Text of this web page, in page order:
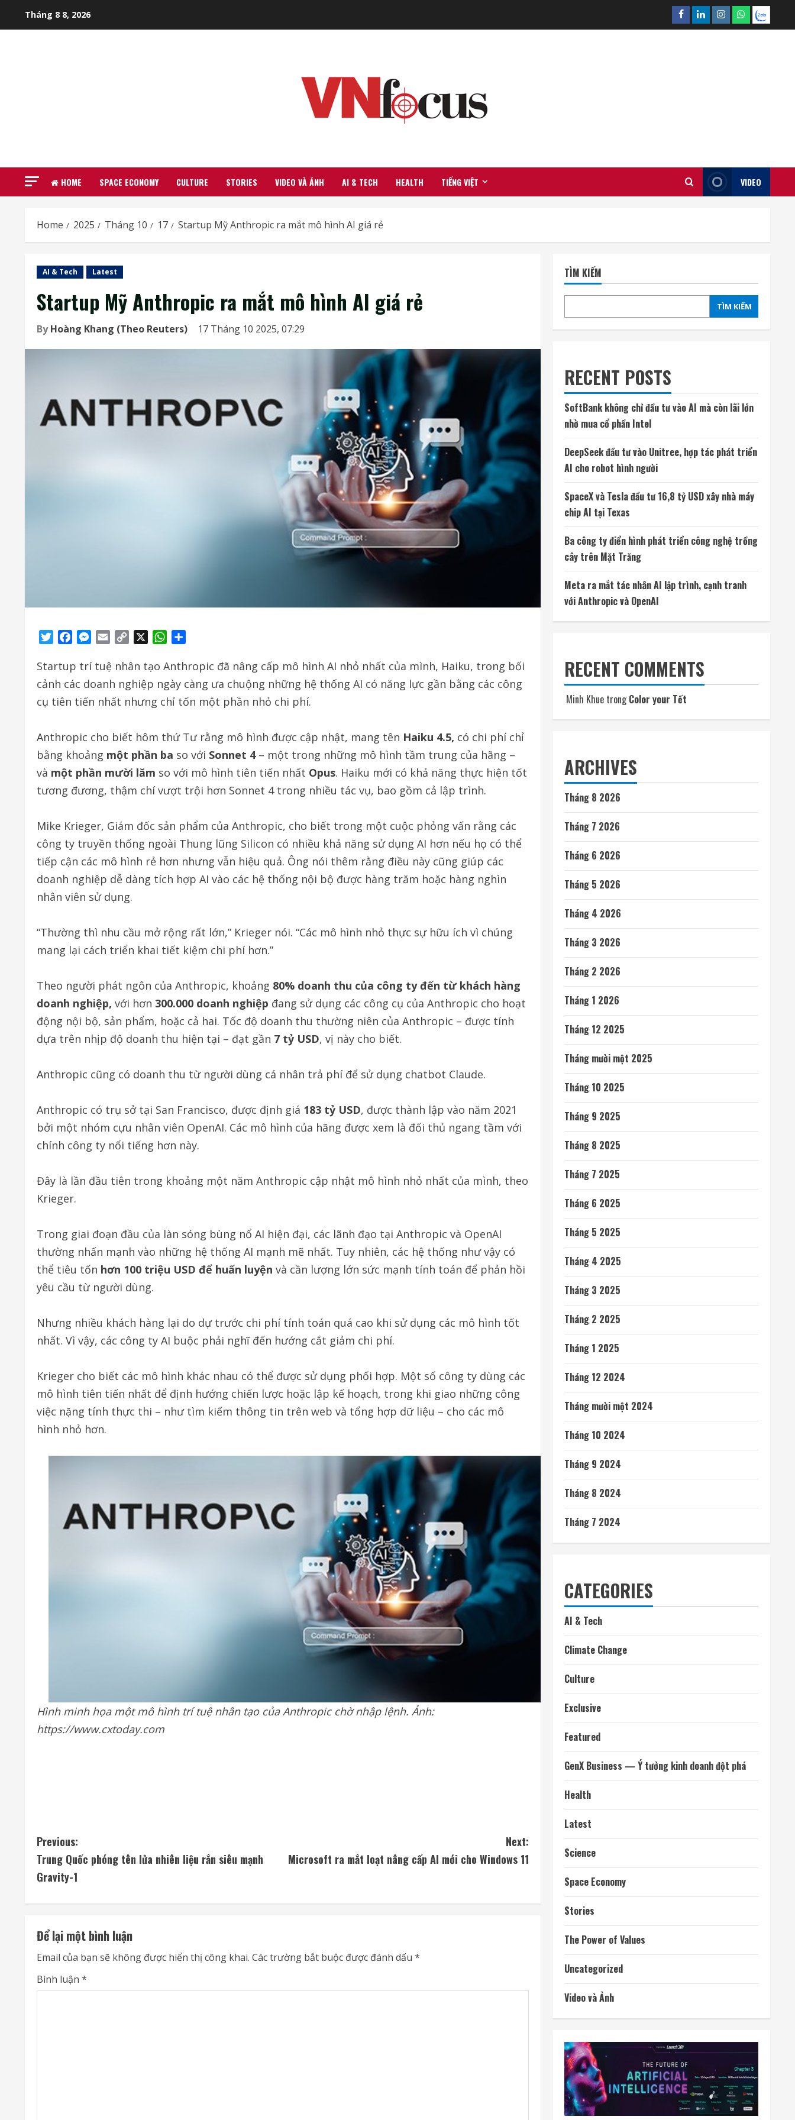
Tháng 8 8, 2026 Facebook
LinkedinInstagram
What’sapp
Zalo
HOME SPACE ECONOMY CULTURE STORIES VIDEO VÀ ẢNH AI & TECH HEALTH TIẾNG VIỆT VIDEO
Home 2025 Tháng 10 17 Startup Mỹ Anthropic ra mắt mô hình AI giá rẻ
AI & Tech Latest
Startup Mỹ Anthropic ra mắt mô hình AI giá rẻ
ByHoàng Khang (Theo Reuters) 17 Tháng 10 2025, 07:29
TwitterFacebookMessenger
Email
Copy
WhatsApp
Startup trí tuệ nhân tạo Anthropic đã nâng cấp mô hình AI nhỏ nhất của mình, Haiku, trong bối
cảnh các doanh nghiệp ngày càng ưa chuộng những hệ thống AI có năng lực gần bằng các công
cụ tiên tiến nhất nhưng chỉ tốn một phần nhỏ chi phí.
Anthropic cho biết hôm thứ Tư rằng mô hình được cập nhật, mang tên Haiku 4.5, có chi phí chỉ
bằng khoảng một phần ba so với Sonnet 4– một trong những mô hình tầm trung của hãng –
và một phần mười lăm so với mô hình tiên tiến nhất Opus. Haiku mới có khả năng thực hiện tốt
tương đương, thậm chí vượt trội hơn Sonnet 4 trong nhiều tác vụ, bao gồm cả lập trình.
Mike Krieger, Giám đốc sản phẩm của Anthropic, cho biết trong một cuộc phỏng vấn rằng các
công ty truyền thống ngoài Thung lũng Silicon có nhiều khả năng sử dụng AI hơn nếu họ có thể
tiếp cận các mô hình rẻ hơn nhưng vẫn hiệu quả. Ông nói thêm rằng điều này cũng giúp các
doanh nghiệp dễ dàng tích hợp AI vào các hệ thống nội bộ được hàng trăm hoặc hàng nghìn
nhân viên sử dụng.
“Thường thì nhu cầu mở rộng rất lớn,” Krieger nói. “Các mô hình nhỏ thực sự hữu ích vì chúng
mang lại cách triển khai tiết kiệm chi phí hơn.”
Theo người phát ngôn của Anthropic, khoảng 80% doanh thu của công ty đến từ khách hàng
doanh nghiệp, với hơn 300.000 doanh nghiệp đang sử dụng các công cụ của Anthropic cho hoạt
động nội bộ, sản phẩm, hoặc cả hai. Tốc độ doanh thu thường niên của Anthropic – được tính
dựa trên nhịp độ doanh thu hiện tại – đạt gần 7 tỷ USD, vị này cho biết.
Anthropic cũng có doanh thu từ người dùng cá nhân trả phí để sử dụng chatbot Claude.
Anthropic có trụ sở tại San Francisco, được định giá 183 tỷ USD, được thành lập vào năm 2021
bởi một nhóm cựu nhân viên OpenAI. Các mô hình của hãng được xem là đối thủ ngang tầm với
chính công ty nổi tiếng hơn này.
Đây là lần đầu tiên trong khoảng một năm Anthropic cập nhật mô hình nhỏ nhất của mình, theo
Krieger.
Trong giai đoạn đầu của làn sóng bùng nổ AI hiện đại, các lãnh đạo tại Anthropic và OpenAI
thường nhấn mạnh vào những hệ thống AI mạnh mẽ nhất. Tuy nhiên, các hệ thống như vậy có
thể tiêu tốn hơn 100 triệu USD để huấn luyện và cần lượng lớn sức mạnh tính toán để phản hồi
yêu cầu từ người dùng.
Nhưng nhiều khách hàng lại do dự trước chi phí tính toán quá cao khi sử dụng các mô hình tốt
nhất. Vì vậy, các công ty AI buộc phải nghĩ đến hướng cắt giảm chi phí.
Krieger cho biết các mô hình khác nhau có thể được sử dụng phối hợp. Một số công ty dùng các
mô hình tiên tiến nhất để định hướng chiến lược hoặc lập kế hoạch, trong khi giao những công
việc nặng tính thực thi – như tìm kiếm thông tin trên web và tổng hợp dữ liệu – cho các mô
hình nhỏ hơn.
Hình minh họa một mô hình trí tuệ nhân tạo của Anthropic chờ nhập lệnh. Ảnh:
https://www.cxtoday.com
C
o
i
n
u
Previous:
Trung Quốc phóng tên lửa nhiên liệu rắn siêu mạnh
Gravity-1
Next:
Microsoft ra mắt loạt nâng cấp AI mới cho Windows 11
Để lại một bình luận
Email của bạn sẽ không được hiển thị công khai. Các trường bắt buộc được đánh dấu *
Bình luận *
TÌM KIẾM
TÌM KIẾM
RECENT POSTS
SoftBank không chỉ đầu tư vào AI mà còn lãi lớn
nhờ mua cổ phần Intel
DeepSeek đầu tư vào Unitree, hợp tác phát triển
AI cho robot hình người
SpaceX và Tesla đầu tư 16,8 tỷ USD xây nhà máy
chip AI tại Texas
Ba công ty điển hình phát triển công nghệ trồng
cây trên Mặt Trăng
Meta ra mắt tác nhân AI lập trình, cạnh tranh
với Anthropic và OpenAI
RECENT COMMENTS
Minh Khue trongColor your Tết
ARCHIVES
Tháng 8 2026
Tháng 7 2026
Tháng 6 2026
Tháng 5 2026
Tháng 4 2026
Tháng 3 2026
Tháng 2 2026
Tháng 1 2026
Tháng 12 2025
Tháng mười một 2025
Tháng 10 2025
Tháng 9 2025
Tháng 8 2025
Tháng 7 2025
Tháng 6 2025
Tháng 5 2025
Tháng 4 2025
Tháng 3 2025
Tháng 2 2025
Tháng 1 2025
Tháng 12 2024
Tháng mười một 2024
Tháng 10 2024
Tháng 9 2024
Tháng 8 2024
Tháng 7 2024
CATEGORIES
AI & Tech
Climate Change
Culture
Exclusive
Featured
GenX Business — Ý tưởng kinh doanh đột phá
Health
Latest
Science
Space Economy
Stories
The Power of Values
Uncategorized
Video và Ảnh